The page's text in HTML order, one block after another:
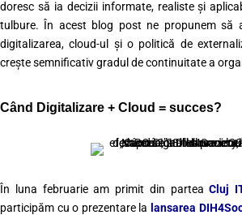
doresc să ia decizii informate, realiste și
tulbure. În acest blog post ne propunem să
digitalizarea, cloud-ul și o politică de
crește semnificativ gradul de continuitate a
Când Digitalizare + Cloud = succes?
În luna februarie am primit din parteaCluj
participăm cu o prezentare la lansarea